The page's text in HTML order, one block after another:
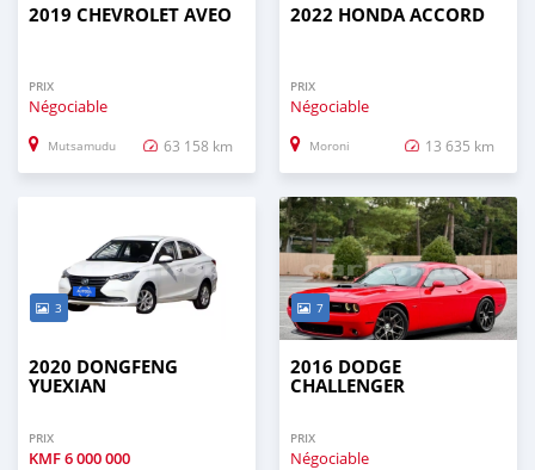
2019 CHEVROLET AVEO
PRIX
Négociable
Mutsamudu 63 158 km
2022 HONDA ACCORD
PRIX
Négociable
Moroni 13 635 km
3
2020 DONGFENG
YUEXIAN
PRIX
KMF6 000 000
7
2016 DODGE
CHALLENGER
PRIX
Négociable